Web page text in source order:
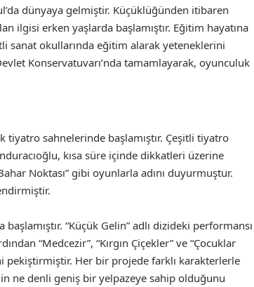
dünyaya gelmiştir. Küçüklüğünden itibaren
ilgisi erken yaşlarda başlamıştır. Eğitim hayatına
sanat okullarında eğitim alarak yeteneklerini
Konservatuvarı’nda tamamlayarak, oyunculuk
sahnelerinde başlamıştır. Çeşitli tiyatro
kısa süre içinde dikkatleri üzerine
Noktası” gibi oyunlarla adını duyurmuştur.
“Küçük Gelin” adlı dizideki performansı
“Medcezir”, “Kırgın Çiçekler” ve “Çocuklar
pekiştirmiştir. Her bir projede farklı karakterlerle
ne denli geniş bir yelpazeye sahip olduğunu